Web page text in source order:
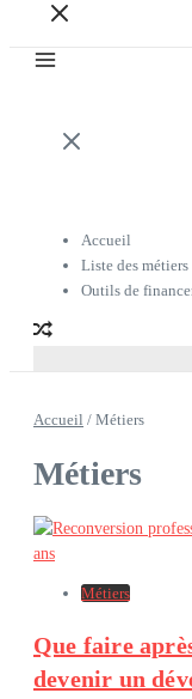
Accueil
Liste des métiers
Outils de
Accueil / Métiers
Métiers
Métiers
Que faire
devenir un